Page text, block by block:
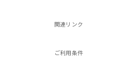
関連リンク
ご利用条件